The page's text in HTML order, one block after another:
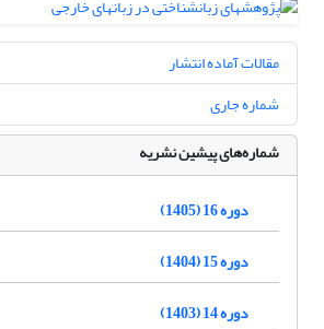
مقالات آماده انتشار
شماره جاری
شماره‌های پیشین نشریه
دوره 16 (1405)
دوره 15 (1404)
دوره 14 (1403)